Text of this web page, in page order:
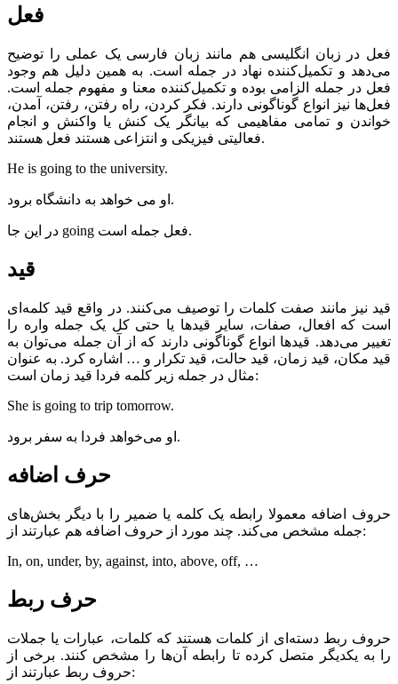
فعل
فعل در زبان انگلیسی هم مانند زبان فارسی یک عملی را توضیح
می‌دهد و تکمیل‌کننده نهاد در جمله است. به همین دلیل هم وجود
فعل در جمله الزامی بوده و تکمیل‌کننده معنا و مفهوم جمله است.
فعل‌ها نیز انواع گوناگونی دارند. فکر کردن، راه رفتن، رفتن، آمدن،
خواندن و تمامی مفاهیمی که بیانگر یک کنش یا واکنش و انجام
فعالیتی فیزیکی و انتزاعی هستند فعل هستند.
He is going to the university.
او می خواهد به دانشگاه برود.
در این جا going فعل جمله است.
قید
قید نیز مانند صفت کلمات را توصیف می‌کنند. در واقع قید کلمه‌ای
است که افعال، صفات، سایر قید‌ها یا حتی کل یک جمله واره را
تغییر می‌دهد. قید‌ها انواع گوناگونی دارند که از آن جمله می‌توان به
قید مکان، قید زمان، قید حالت، قید تکرار و … اشاره کرد. به عنوان
مثال در جمله زیر کلمه فردا قید زمان است:
She is going to trip tomorrow.
او می‌خواهد فردا به سفر برود.
حرف اضافه
حروف اضافه معمولا رابطه یک کلمه یا ضمیر را با دیگر بخش‌های
جمله مشخص می‌کند. چند مورد از حروف اضافه هم عبارتند از:
In, on, under, by, against, into, above, off, …
حرف ربط
حروف ربط دسته‌ای از کلمات هستند که کلمات، عبارات یا جملات
را به یکدیگر متصل کرده تا رابطه آن‌ها را مشخص کنند. برخی از
حروف ربط عبارتند از: